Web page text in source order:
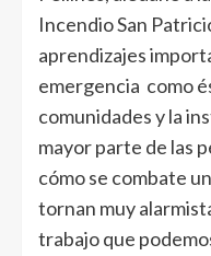
Incendio San
aprendizajes
emergencia como
comunidades y la
mayor parte de las
cómo se combate
tornan muy
trabajo que